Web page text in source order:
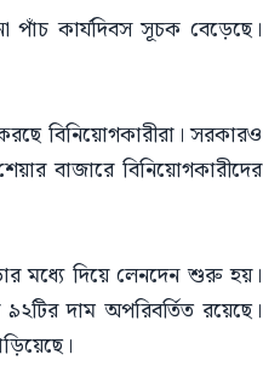
কার্যদিবস সূচক বেড়েছে।
বিনিয়োগকারীরা। সরকারও
বাজারে বিনিয়োগকারীদের
মধ্যে দিয়ে লেনদেন শুরু হয়।
দাম অপরিবর্তিত রয়েছে।